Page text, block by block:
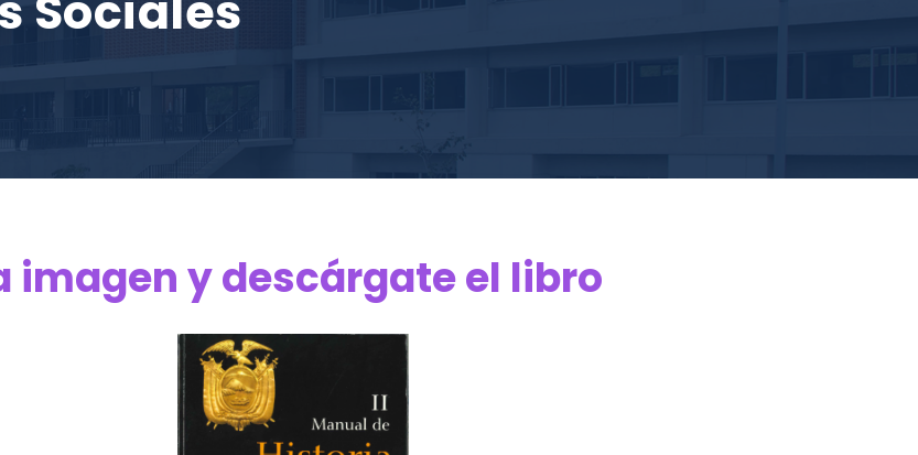
imagen y descárgate el libro